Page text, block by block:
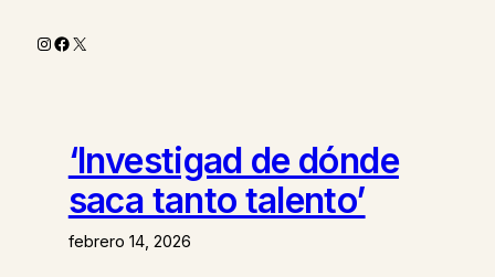
Instagram
Facebook
X
‘Investigad de dónde
saca tanto talento’
febrero 14, 2026